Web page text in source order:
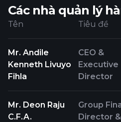
Các nhà quản lý
Tên Tiêu đề
Mr. Andile
Kenneth Livuyo
Fihla
CEO &
Executive
Director
Mr. Deon Raju
C.F.A.
Group
Director &